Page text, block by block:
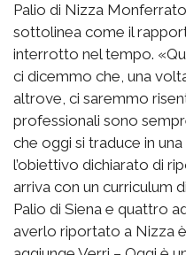
Palio di Nizza
sottolinea come il
interrotto nel tempo.
ci dicemmo che, una
altrove, ci saremmo
professionali sono
che oggi si traduce in
l’obiettivo dichiarato di
arriva con un curriculum
Palio di Siena e quattro
averlo riportato a Nizza